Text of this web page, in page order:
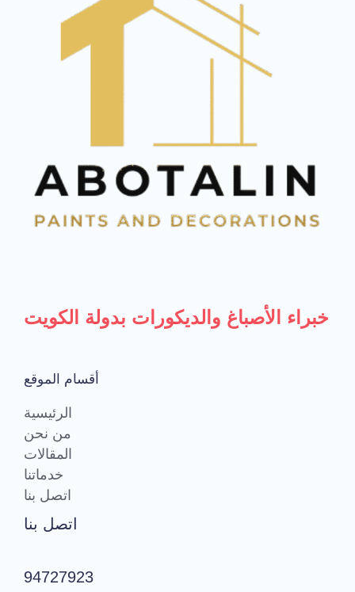
خبراء الأصباغ والديكورات بدولة الكويت
أقسام الموقع
الرئيسية
من نحن
المقالات
خدماتنا
اتصل بنا
اتصل بنا
94727923